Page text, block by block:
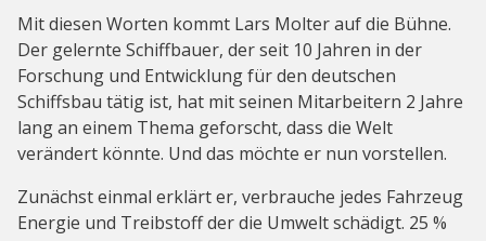
Mit diesen Worten kommt Lars Molter auf die Bühne.
Der gelernte Schiffbauer, der seit 10 Jahren in der
Forschung und Entwicklung für den deutschen
Schiffsbau tätig ist, hat mit seinen Mitarbeitern 2 Jahre
lang an einem Thema geforscht, dass die Welt
verändert könnte. Und das möchte er nun vorstellen.
Zunächst einmal erklärt er, verbrauche jedes Fahrzeug
Energie und Treibstoff der die Umwelt schädigt. 25 %